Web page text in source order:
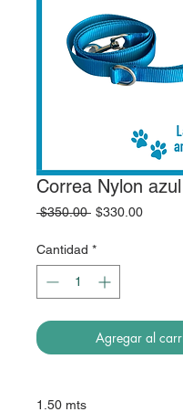
Correa Nylon
$350.00 Precio
$330.00Precio
Cantidad *
Agregar al
1.50 mts